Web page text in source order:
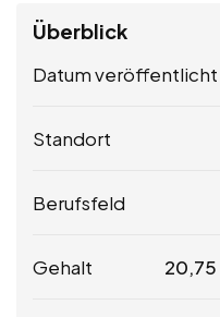
Überblick
Datum veröffentlicht
Standort
Berufsfeld
Gehalt 20,75